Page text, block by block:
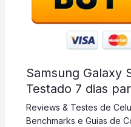
Samsung Galaxy
Testado 7 dias
Reviews & Testes de
Benchmarks e Guias de